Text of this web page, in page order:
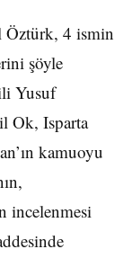
Öztürk, 4 ismin
şöyle
Yusuf
Ok, Isparta
kamuoyu
incelenmesi